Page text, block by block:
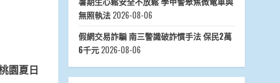
園夏日
深度探索北高雄 海線潮旅行五大特色遊程
即日起開放報名 2026-08-06
臺南古都馬與曾文馬串聯城市文化與山林觀
光 打造路跑特色品牌
台南虱目魚攜手中華職棒掀吃魚熱潮 8/7起